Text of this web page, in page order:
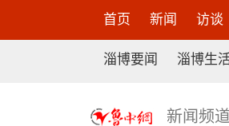
首页 新闻 访谈
淄博要闻 淄博生
新闻频道